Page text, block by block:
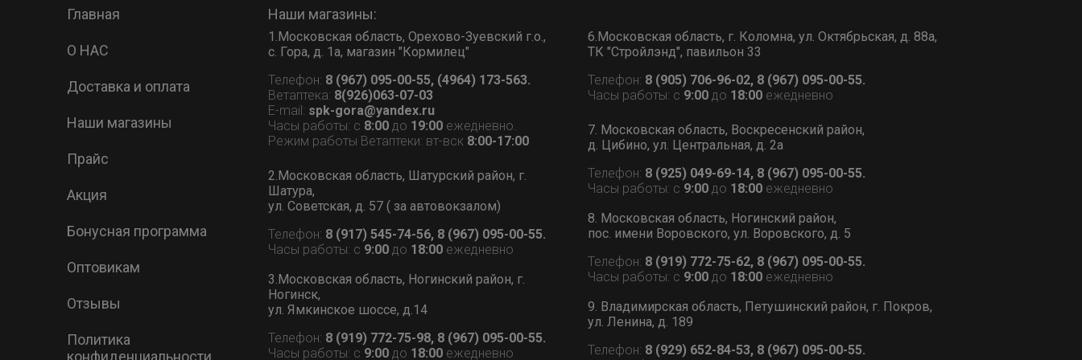
Главная
О НАС
Доставка и оплата
Наши магазины
Прайс
Акция
Бонусная программа
Оптовикам
Отзывы
Политика
конфиденциальности
Наши магазины:
1.Московская область, Орехово-Зуевский г.о.,
с. Гора, д. 1а, магазин "Кормилец"
Телефон: 8 (967) 095-00-55, (4964) 173-563.
Ветаптека: 8(926)063-07-03
E-mail: spk-gora@yandex.ru
Часы работы: с 8:00до 19:00ежедневно.
Режим работы Ветаптеки: вт-вск 8:00-17:00
2.Московская область, Шатурский район, г.
Шатура,
ул. Советская, д. 57 ( за автовокзалом)
Телефон: 8 (917) 545-74-56, 8 (967) 095-00-55.
Часы работы: с 9:00до 18:00ежедневно
3.Московская область, Ногинский район, г.
Ногинск,
ул. Ямкинское шоссе, д.14
Телефон: 8 (919) 772-75-98, 8 (967) 095-00-55.
Часы работы: с 9:00до 18:00ежедневно
6.Московская область, г. Коломна, ул. Октябрьская, д. 88а,
ТК "Стройлэнд", павильон 33
Телефон: 8 (905) 706-96-02, 8 (967) 095-00-55.
Часы работы: с 9:00 до 18:00 ежедневно
7. Московская область, Воскресенский район,
д. Цибино, ул. Центральная, д. 2а
Телефон: 8 (925) 049-69-14, 8 (967) 095-00-55.
Часы работы: с 9:00 до 18:00 ежедневно
8. Московская область, Ногинский район,
пос. имени Воровского, ул. Воровского, д. 5
Телефон: 8 (919) 772-75-62, 8 (967) 095-00-55.
Часы работы: с 9:00 до 18:00 ежедневно
9. Владимирская область, Петушинский район, г. Покров,
ул. Ленина, д. 189
Телефон: 8 (929) 652-84-53, 8 (967) 095-00-55.